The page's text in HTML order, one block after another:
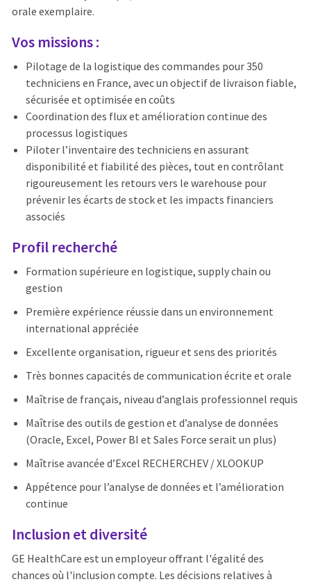
orale exemplaire.
Vos missions :
Pilotage de la logistique des commandes pour 350
techniciens en France, avec un objectif de livraison fiable,
sécurisée et optimisée en coûts
Coordination des flux et amélioration continue des
processus logistiques
Piloter l’inventaire des techniciens en assurant
disponibilité et fiabilité des pièces, tout en contrôlant
rigoureusement les retours vers le warehouse pour
prévenir les écarts de stock et les impacts financiers
associés
Profil recherché
Formation supérieure en logistique, supply chain ou
gestion
Première expérience réussie dans un environnement
international appréciée
Excellente organisation, rigueur et sens des priorités
Très bonnes capacités de communication écrite et orale
Maîtrise de français, niveau d’anglais professionnel requis
Maîtrise des outils de gestion et d’analyse de données
(Oracle, Excel, Power BI et Sales Force serait un plus)
Maîtrise avancée d’Excel RECHERCHEV / XLOOKUP
Appétence pour l’analyse de données et l’amélioration
continue
Inclusion et diversité
GE HealthCare est un employeur offrant l'égalité des
chances où l'inclusion compte. Les décisions relatives à